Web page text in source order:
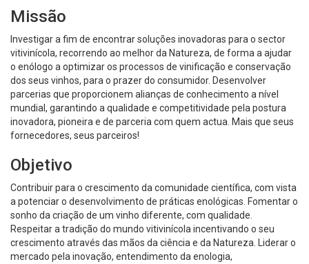
Missão
Investigar a fim de encontrar soluções inovadoras para o sector
vitivinícola, recorrendo ao melhor da Natureza, de forma a ajudar
o enólogo a optimizar os processos de vinificação e conservação
dos seus vinhos, para o prazer do consumidor. Desenvolver
parcerias que proporcionem alianças de conhecimento a nível
mundial, garantindo a qualidade e competitividade pela postura
inovadora, pioneira e de parceria com quem actua. Mais que seus
fornecedores, seus parceiros!
Objetivo
Contribuir para o crescimento da comunidade científica, com vista
a potenciar o desenvolvimento de práticas enológicas. Fomentar o
sonho da criação de um vinho diferente, com qualidade.
Respeitar a tradição do mundo vitivinícola incentivando o seu
crescimento através das mãos da ciência e da Natureza. Liderar o
mercado pela inovação, entendimento da enologia,